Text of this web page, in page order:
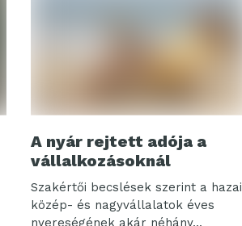
A nyár rejtett adója a
vállalkozásoknál
Szakértői becslések szerint a hazai
közép- és nagyvállalatok éves
nyereségének akár néhány...